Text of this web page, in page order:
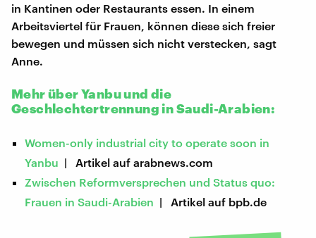
in Kantinen oder Restaurants essen. In einem
Arbeitsviertel für Frauen, können diese sich freier
bewegen und müssen sich nicht verstecken, sagt
Anne.
Mehr über Yanbu und die
Geschlechtertrennung in Saudi-Arabien:
Women-only industrial city to operate soon in
Yanbu | Artikel auf arabnews.com
Zwischen Reformversprechen und Status quo:
Frauen in Saudi-Arabien | Artikel auf bpb.de